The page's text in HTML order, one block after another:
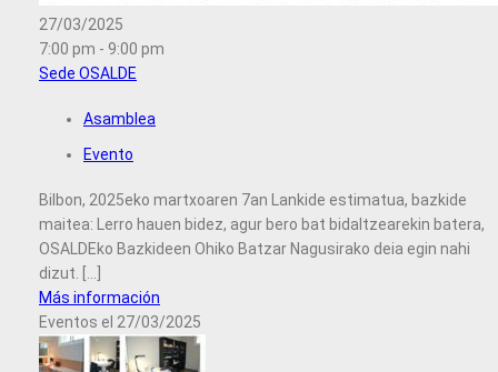
27/03/2025
7:00 pm - 9:00 pm
Sede OSALDE
Asamblea
Evento
Bilbon, 2025eko martxoaren 7an Lankide estimatua, bazkide
maitea: Lerro hauen bidez, agur bero bat bidaltzearekin batera,
OSALDEko Bazkideen Ohiko Batzar Nagusirako deia egin nahi
dizut. [...]
Más información
Eventos el 27/03/2025